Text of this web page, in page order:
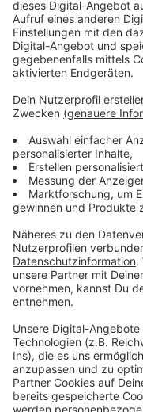
Anzeige
Weitere Infos
Anzeige
Hier geht es zur
Stadt
Parkgebiete
Hier können
beantragen
Hier informiert die
Anzeige